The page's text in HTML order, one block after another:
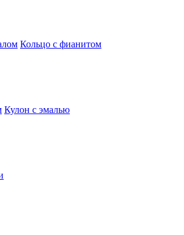
Кольцо с фианитом
Кулон с эмалью